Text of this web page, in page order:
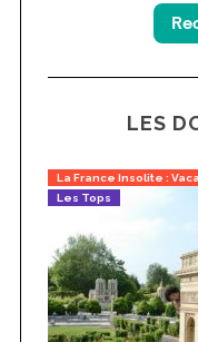
LES
La France Insolite :
Les Tops